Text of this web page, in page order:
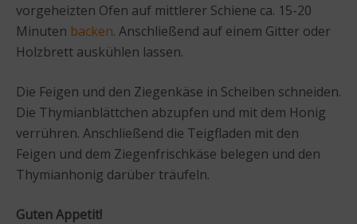
vorgeheizten Ofen auf mittlerer Schiene ca. 15-20
Minuten backen. Anschließend auf einem Gitter oder
Holzbrett auskühlen lassen.
Die Feigen und den Ziegenkäse in Scheiben schneiden.
Die Thymianblättchen abzupfen und mit dem Honig
verrühren. Anschließend die Teigfladen mit den
Feigen und dem Ziegenfrischkäse belegen und den
Thymianhonig darüber träufeln.
Guten Appetit!